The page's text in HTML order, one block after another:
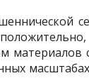
материалов